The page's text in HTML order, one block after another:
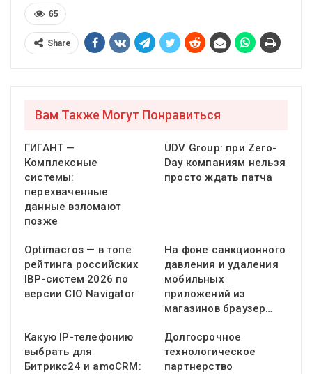
65
Share
Вам Также Могут Понравиться
ГИГАНТ —
Комплексные
системы:
перехваченные
данные взломают
позже
UDV Group: при Zero-
Day компаниям нельзя
просто ждать патча
Optimacros — в топе
рейтинга российских
IBP-систем 2026 по
версии CIO Navigator
На фоне санкционного
давления и удаления
мобильных
приложений из
магазинов браузер…
Какую IP-телефонию
выбрать для
Битрикс24 и amoCRM:
Долгосрочное
технологическое
партнерство